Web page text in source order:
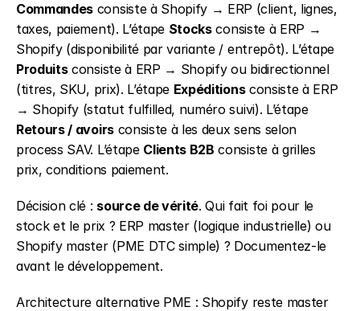
Commandes consiste à Shopify → ERP (client, lignes,
taxes, paiement). L’étape Stocks consiste à ERP →
Produits consiste à ERP → Shopify ou bidirectionnel
(titres, SKU, prix). L’étape Expéditions consiste à ERP
→ Shopify (statut fulfilled, numéro suivi). L’étape
Retours / avoirs consiste à les deux sens selon
process SAV. L’étape Clients B2B consiste à grilles
prix, conditions paiement.
Décision clé : source de vérité. Qui fait foi pour le
stock et le prix ? ERP master (logique industrielle) ou
Shopify master (PME DTC simple) ? Documentez-le
avant le développement.
Architecture alternative PME : Shopify reste master